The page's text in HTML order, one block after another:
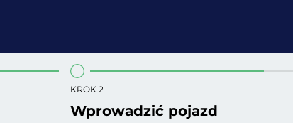
KROK 2
Wprowadzić pojazd